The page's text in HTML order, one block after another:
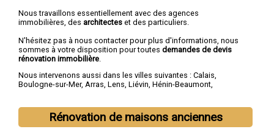
Nous travaillons essentiellement avec des agences
immobilières, des architectes et des particuliers.
N'hésitez pas à nous contacter pour plus d'informations, nous
sommes à votre disposition pour toutes demandes de devis
rénovation immobilière
Nous intervenons aussi dans les villes suivantes : Calais,
Boulogne-sur-Mer, Arras, Lens, Liévin, Hénin-Beaumont,
Rénovation de maisons anciennes